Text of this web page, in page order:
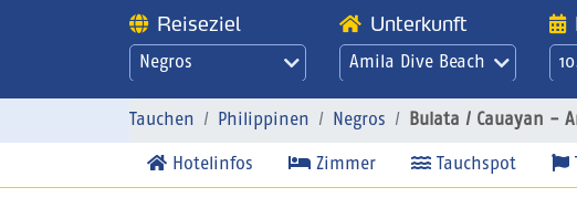
Reiseziel
Negros
Unterkunft
Amila Dive Beach
Cauayan - Amila
Tauchen Philippinen Negros Bulata / Cauayan -
Hotelinfos Zimmer Tauchspot